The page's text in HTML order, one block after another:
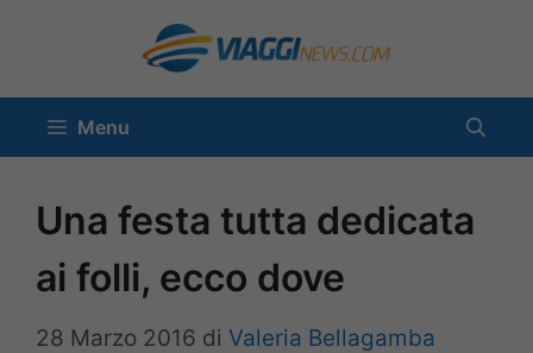
contenuto
Menu
Una festa tutta dedicata
ai folli, ecco dove
28 Marzo 2016 di Valeria Bellagamba